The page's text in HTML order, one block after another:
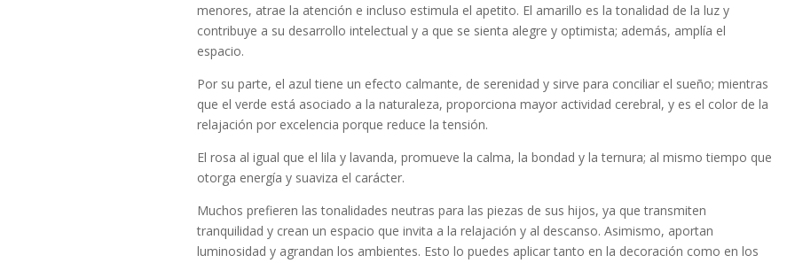
menores, atrae la atención e incluso estimula el apetito. El amarillo es la tonalidad de la luz y
contribuye a su desarrollo intelectual y a que se sienta alegre y optimista; además, amplía el
espacio.
Por su parte, el azul tiene un efecto calmante, de serenidad y sirve para conciliar el sueño; mientras
que el verde está asociado a la naturaleza, proporciona mayor actividad cerebral, y es el color de la
relajación por excelencia porque reduce la tensión.
El rosa al igual que el lila y lavanda, promueve la calma, la bondad y la ternura; al mismo tiempo que
otorga energía y suaviza el carácter.
Muchos prefieren las tonalidades neutras para las piezas de sus hijos, ya que transmiten
tranquilidad y crean un espacio que invita a la relajación y al descanso. Asimismo, aportan
luminosidad y agrandan los ambientes. Esto lo puedes aplicar tanto en la decoración como en los